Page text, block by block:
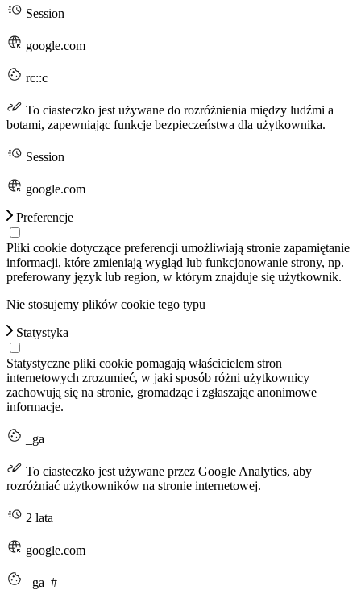
Session
google.com
rc::c
To ciasteczko jest używane do rozróżnienia między ludźmi a
botami, zapewniając funkcje bezpieczeństwa dla użytkownika.
Session
google.com
Preferencje
Pliki cookie dotyczące preferencji umożliwiają stronie zapamiętanie
informacji, które zmieniają wygląd lub funkcjonowanie strony, np.
preferowany język lub region, w którym znajduje się użytkownik.
Nie stosujemy plików cookie tego typu
Statystyka
Statystyczne pliki cookie pomagają właścicielem stron
internetowych zrozumieć, w jaki sposób różni użytkownicy
zachowują się na stronie, gromadząc i zgłaszając anonimowe
informacje.
_ga
To ciasteczko jest używane przez Google Analytics, aby
rozróżniać użytkowników na stronie internetowej.
2 lata
google.com
_ga_#